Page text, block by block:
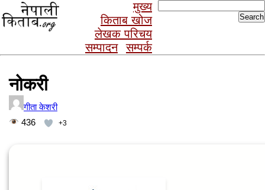
मुख्य
किताब खोज
लेखक परिचय
सम्पादन
सम्पर्क
for:
नोकरी
गीता केशरी
436
+3